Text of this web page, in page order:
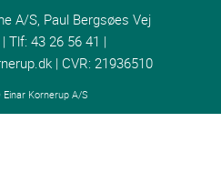
A/S, Paul Bergsøes Vej
Tlf: 43 26 56 41 |
| CVR: 21936510
Einar Kornerup A/S